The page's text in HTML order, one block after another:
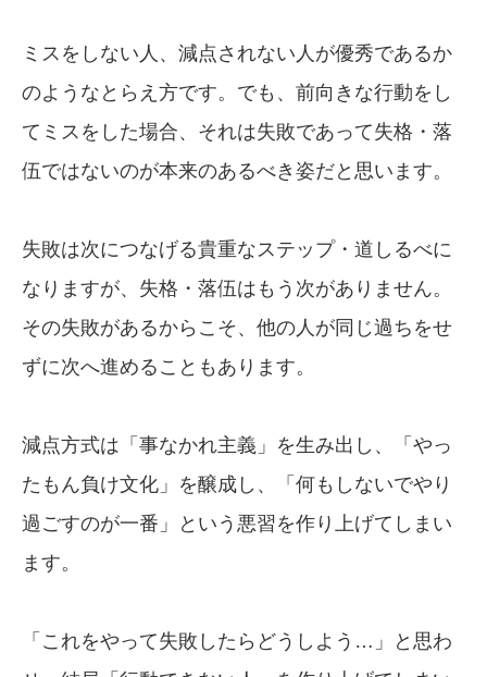
ミスをしない人、減点されない人が優秀であるか
のようなとらえ方です。でも、前向きな行動をし
てミスをした場合、それは失敗であって失格・落
伍ではないのが本来のあるべき姿だと思います。
失敗は次につなげる貴重なステップ・道しるべに
なりますが、失格・落伍はもう次がありません。
その失敗があるからこそ、他の人が同じ過ちをせ
ずに次へ進めることもあります。
減点方式は「事なかれ主義」を生み出し、「やっ
たもん負け文化」を醸成し、「何もしないでやり
過ごすのが一番」という悪習を作り上げてしまい
ます。
「これをやって失敗したらどうしよう…」と思わ